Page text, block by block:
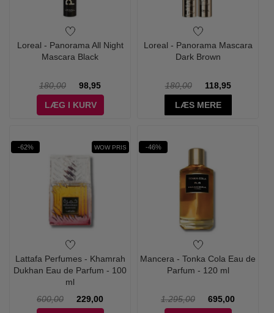
Loreal - Panorama All Night
Mascara Black
180,00
98,95
LÆG I KURV
Loreal - Panorama Mascara
Dark Brown
180,00
118,95
LÆS MERE
-62% WOW PRIS
Lattafa Perfumes - Khamrah
Dukhan Eau de Parfum - 100
ml
600,00
229,00
-46%
Mancera - Tonka Cola Eau de
Parfum - 120 ml
1.295,00
695,00